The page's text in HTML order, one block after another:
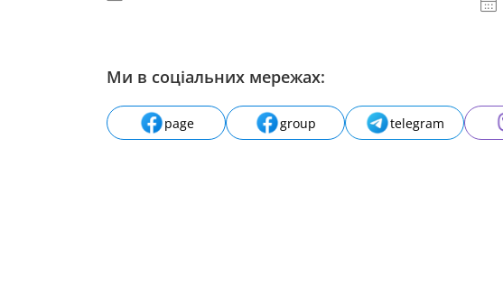
Ми в соціальних мережах:
page group telegram